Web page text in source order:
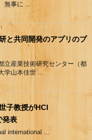
無事に ...
と共同開発のアプリのプ
立産業技術研究センター（都
学山本佳世 ...
子教授がHCI
発表
international ...